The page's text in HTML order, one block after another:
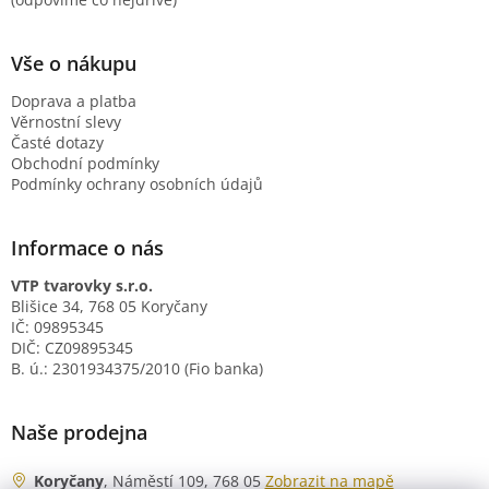
Vše o nákupu
Doprava a platba
Věrnostní slevy
Časté dotazy
Obchodní podmínky
Podmínky ochrany osobních údajů
Informace o nás
VTP tvarovky s.r.o.
Blišice 34, 768 05 Koryčany
IČ: 09895345
DIČ: CZ09895345
B. ú.: 2301934375/2010 (Fio banka)
Naše prodejna
Koryčany, Náměstí 109, 768 05 Zobrazit na mapě